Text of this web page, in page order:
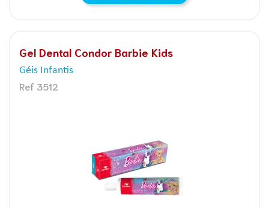
Gel Dental Condor Barbie Kids
Géis Infantis
Ref 3512